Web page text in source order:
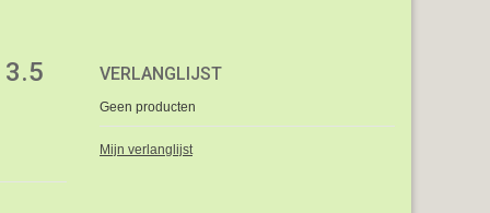
3.5
VERLANGLIJST
Geen producten
Mijn verlanglijst